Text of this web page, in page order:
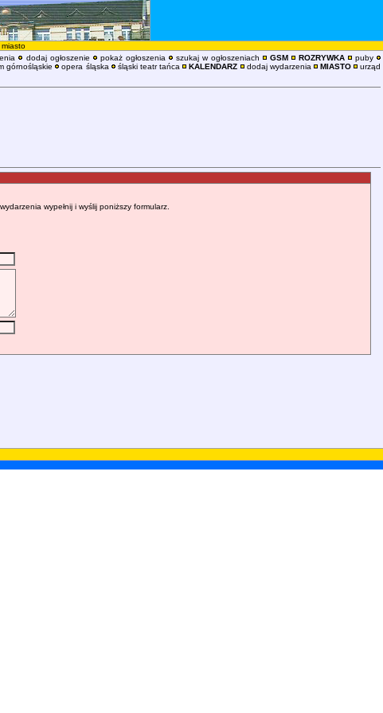
dodaj ogłoszenie pokaż ogłoszenia szukaj w ogłoszeniach GSM ROZRYWKA
puby
górnośląskie opera śląska śląski teatr tańca KALENDARZ dodaj wydarzenia MIASTO
urząd
wypełnij i wyślij poniższy formularz.